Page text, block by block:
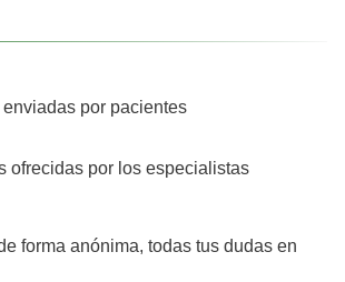
por pacientes
ofrecidas por los especialistas
forma anónima, todas tus dudas en